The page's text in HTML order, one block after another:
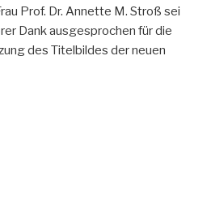
Prof. Dr. Annette M. Stroß sei
Dank ausgesprochen für die
des Titelbildes der neuen